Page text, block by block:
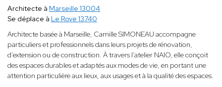
Architecte à Marseille 13004
Se déplace à Le Rove 13740
Architecte basée à Marseille, Camille SIMONEAU accompagne
particuliers et professionnels dans leurs projets de rénovation,
d’extension ou de construction. À travers l’atelier NAIO, elle conçoit
des espaces durables et adaptés aux modes de vie, en portant une
attention particulière aux lieux, aux usages et à la qualité des espaces.